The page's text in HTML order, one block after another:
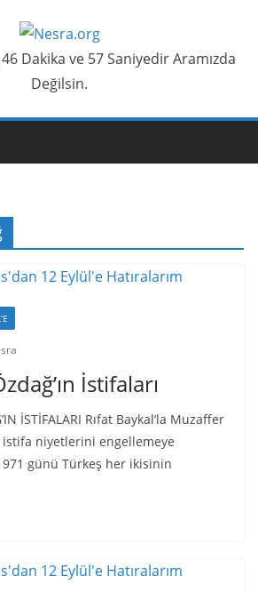
Dakika ve 57 Saniyedir Aramızda
Değilsin.
İstifaları
İSTİFALARI Rıfat Baykal’la Muzaffer
istifa niyetlerini engellemeye
günü Türkeş her ikisinin